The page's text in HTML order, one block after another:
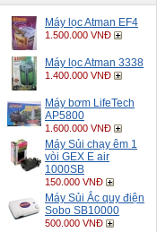
Máy lọc Atman EF4
1.500.000 VNĐ
Máy lọc Atman 3338
1.400.000 VNĐ
Máy bơm LifeTech
AP5800
1.600.000 VNĐ
Máy Sủi chạy êm 1
vòi GEX E air
1000SB
150.000 VNĐ
Máy Sủi Ắc quy điện
Sobo SB10000
500.000 VNĐ